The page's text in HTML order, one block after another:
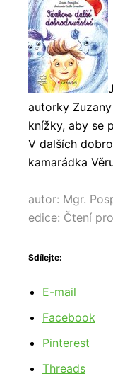
autorky
knížky, aby se
V dalších
kamarádka
autor: Mgr.
edice: Čtení
Sdílejte:
E-mail
Facebook
Pinterest
Threads